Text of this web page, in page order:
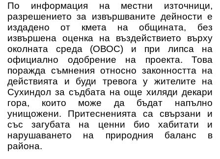
По информация на местни източници,
разрешението за извършваните дейности е
издадено от кмета на общината, без
извършена оценка на въздействието върху
околната среда (ОВОС) и при липса на
официално одобрение на проекта. Това
поражда съмнения относно законността на
действията и буди тревога у жителите на
Сухиндол за съдбата на още хиляди декари
гора, които може да бъдат напълно
унищожени. Притесненията са свързани и
със загубата на ценни био хабитати и
нарушаването на природния баланс в
района.